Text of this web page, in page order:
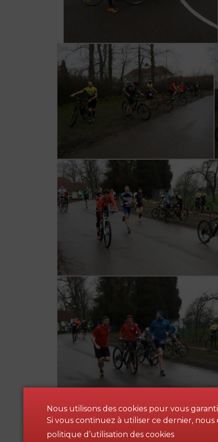
Nous utilisons des cookies pour vous
Si vous continuez à utiliser ce dernier,
politique d’utilisation des cookies